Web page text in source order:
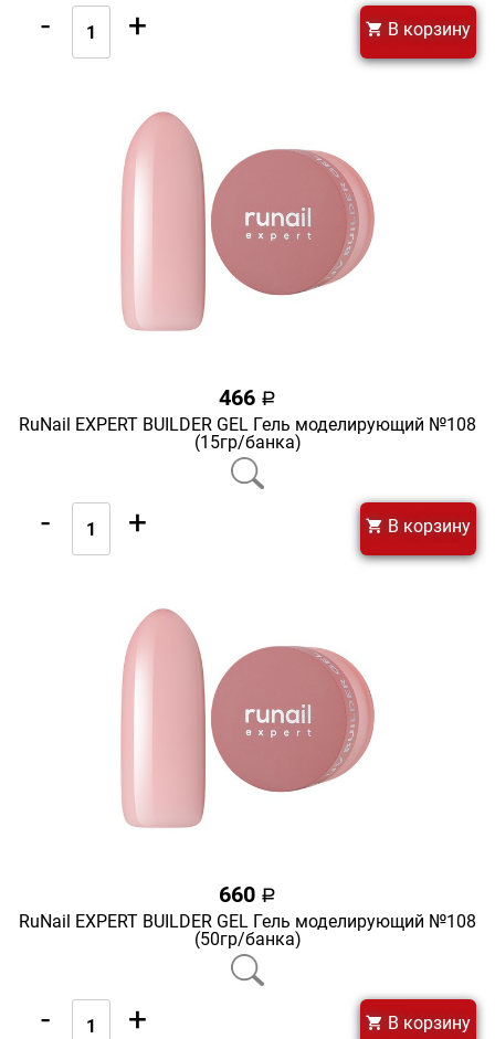
- + В корзину
466 a
RuNail EXPERT BUILDER GEL Гель моделирующий №108
(15гр/банка)
- + В корзину
660 a
RuNail EXPERT BUILDER GEL Гель моделирующий №108
(50гр/банка)
- + В корзину